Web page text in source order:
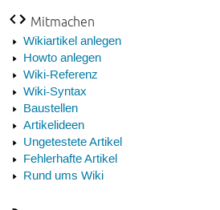
Mitmachen
Wikiartikel anlegen
Howto anlegen
Wiki-Referenz
Wiki-Syntax
Baustellen
Artikelideen
Ungetestete Artikel
Fehlerhafte Artikel
Rund ums Wiki